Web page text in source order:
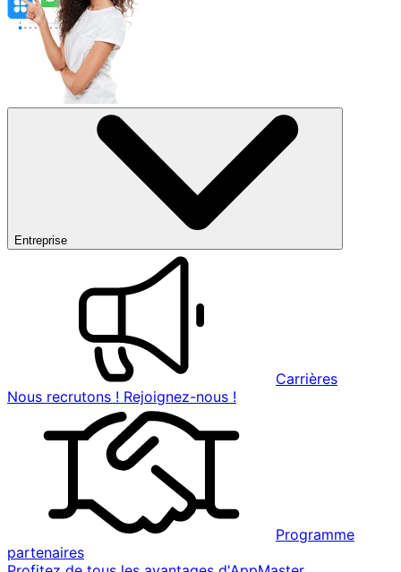
Entreprise
Carrières
Nous recrutons ! Rejoignez-nous !
Programme
partenaires